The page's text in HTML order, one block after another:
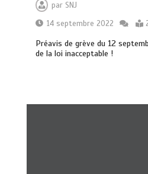
par SNJ
14 septembre 2022
Préavis de grève du 12
de la loi inacceptable !